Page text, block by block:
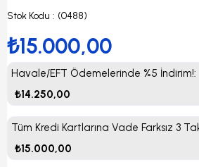
Stok Kodu (0488)
₺15.000,00
Havale/EFT Ödemelerinde %5 İndirim!:
₺14.250,00
Tüm Kredi Kartlarına Vade Farksız 3
₺15.000,00